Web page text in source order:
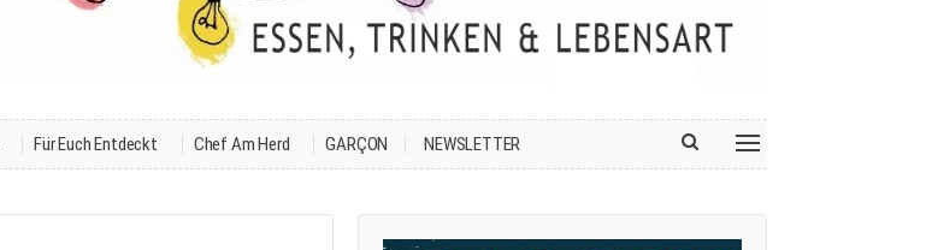
Für Euch Entdeckt Chef Am Herd GARÇON NEWSLETTER